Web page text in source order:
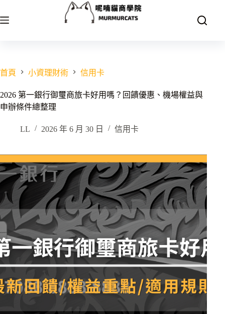
至
容
首頁 小資理財術 信用卡
2026 第一銀行御璽商旅卡好用嗎？回饋優惠、機場權益與
申辦條件總整理
LL 2026 年 6 月 30 日 信用卡